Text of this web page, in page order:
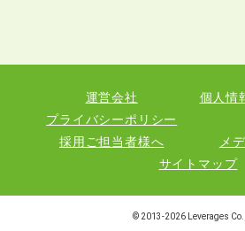
職務経歴書 記事一覧
退職 記事一覧
運営会社
個人情
プライバシーポリシー
採用ご担当者様へ
メ
サイトマップ
© 2013-2026 Leverages